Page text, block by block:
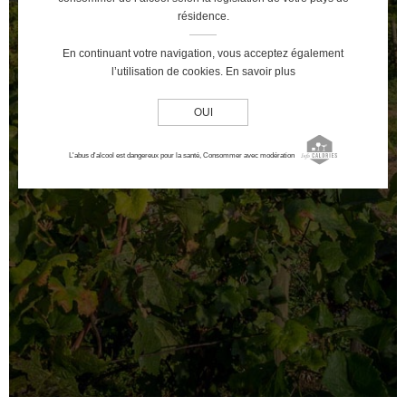
résidence.
En continuant votre navigation, vous acceptez également
l’utilisation de cookies. En savoir plus
OUI
L'abus d'alcool est dangereux pour la santé, Consommer avec modération